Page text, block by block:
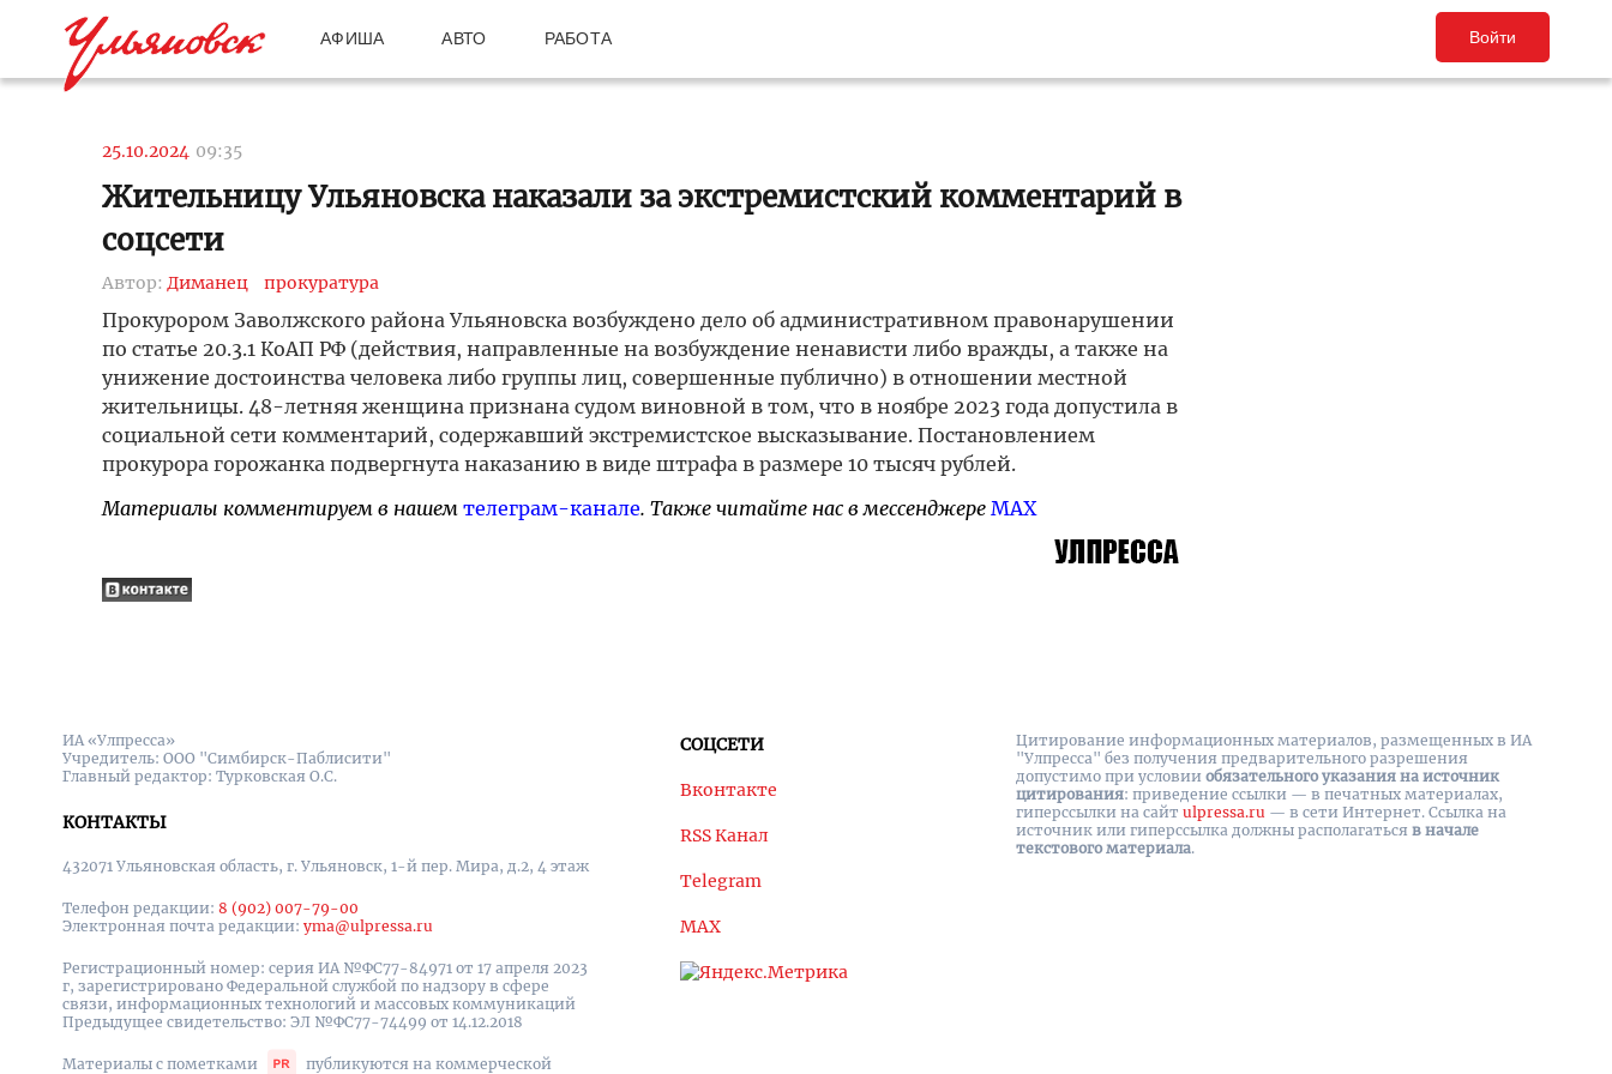
АФИША АВТО РАБОТА Войти
25.10.2024 09:35
Жительницу Ульяновска наказали за экстремистский комментарий в
соцсети
Автор: Диманец прокуратура
Прокурором Заволжского района Ульяновска возбуждено дело об административном правонарушении
по статье 20.3.1 КоАП РФ (действия, направленные на возбуждение ненависти либо вражды, а также на
унижение достоинства человека либо группы лиц, совершенные публично) в отношении местной
жительницы. 48-летняя женщина признана судом виновной в том, что в ноябре 2023 года допустила в
социальной сети комментарий, содержавший экстремистское высказывание. Постановлением
прокурора горожанка подвергнута наказанию в виде штрафа в размере 10 тысяч рублей.
Материалы комментируем в нашем телеграм-канале. Также читайте нас в мессенджере MAX
ИА «Улпресса»
Учредитель: ООО "Симбирск-Паблисити"
Главный редактор: Турковская О.С.
КОНТАКТЫ
432071 Ульяновская область, г. Ульяновск, 1-й пер. Мира, д.2, 4 этаж
Телефон редакции: 8 (902) 007-79-00
Электронная почта редакции: yma@ulpressa.ru
Регистрационный номер: серия ИА №ФС77-84971 от 17 апреля 2023
г, зарегистрировано Федеральной службой по надзору в сфере
связи, информационных технологий и массовых коммуникаций
Предыдущее свидетельство: ЭЛ №ФС77-74499 от 14.12.2018
Материалы с пометками
публикуются на коммерческой
СОЦСЕТИ
Вконтакте
RSS Канал
Telegram
MAX
Цитирование информационных материалов, размещенных в ИА
"Улпресса" без получения предварительного разрешения
допустимо при условии обязательного указания на источник
цитирования: приведение ссылки — в печатных материалах,
гиперссылки на cайт ulpressa.ru — в сети Интернет. Ссылка на
источник или гиперссылка должны располагаться в начале
текстового материала.